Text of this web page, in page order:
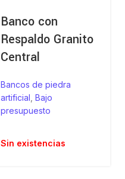
Banco con
Respaldo Granito
Central
Bancos de piedra
artificial Bajo
presupuesto
Sin existencias